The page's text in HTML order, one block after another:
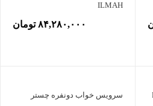
ILMAH
۸۴,۲۸۰,۰۰۰ تومان
سرویس خواب دونفره چستر